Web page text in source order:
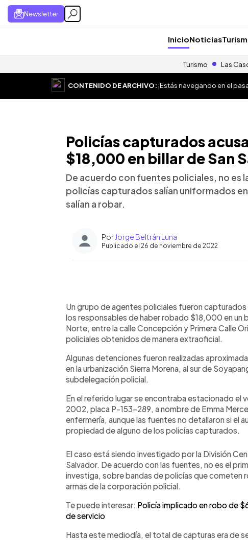
Newsletter
InicioNoticias
Turismo Las
CONTENIDO DE ARCHIVO:¡Estás navegando en el
Policías capturados
$18,000 en billar de San
De acuerdo con fuentes policiales, no es
policías capturados salían uniformados
salían a robar.
Por Jorge Beltrán Luna
Publicado el 26 de noviembre de 2022
► Escuchar artículo
Un grupo de agentes policiales fueron
los responsables de haber robado $18,000 en un
Norte, entre la calle Concepción y Primera Calle
policiales obtenidos de manera extraoficial.
Algunas detenciones fueron realizadas
en la urbanización Sierra Morena, al sur de
subdelegación policial.
En el referido lugar se encontraba estacionado el
2002, placa P-153-289, a nombre de Emma
enfermería, aunque las fuentes no detallaron si el
propiedad de alguno de los policías capturados.
El caso está siendo investigado por la División
Salvador. De acuerdo con las fuentes, no es el
investiga, sobre bandas de policías que cometen
armas de la corporación policial.
Te puede interesar: Policía implicado en robo de
de servicio
Hasta este mediodía, el total de capturas era de